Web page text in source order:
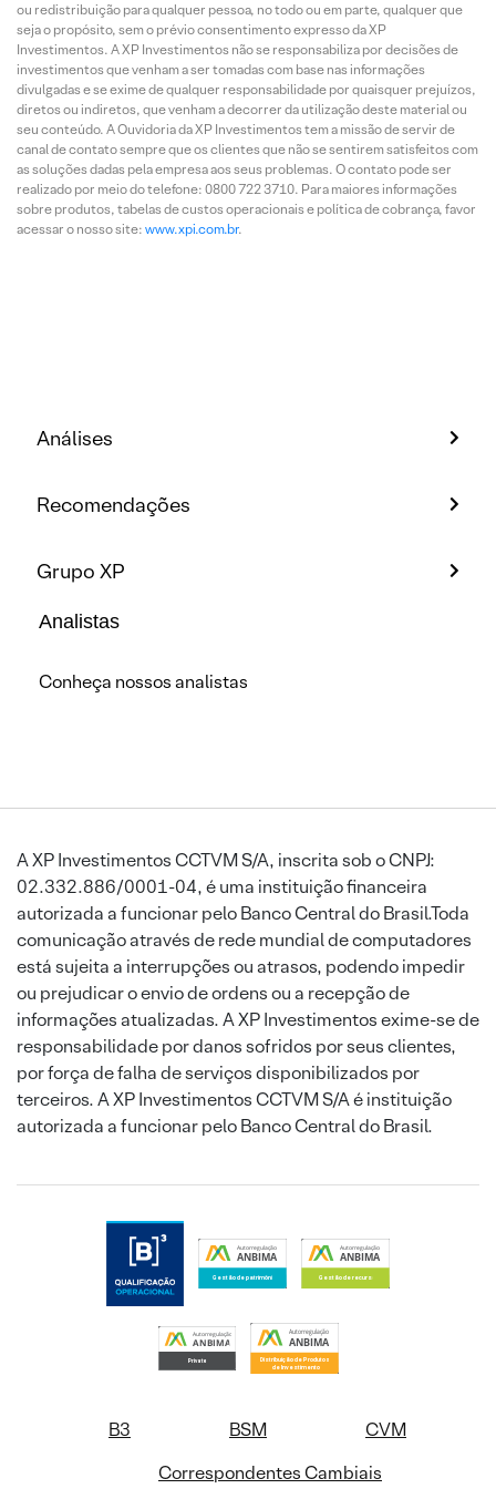
ou redistribuição para qualquer pessoa, no todo ou em parte, qualquer que
seja o propósito, sem o prévio consentimento expresso da XP
Investimentos. A XP Investimentos não se responsabiliza por decisões de
investimentos que venham a ser tomadas com base nas informações
divulgadas e se exime de qualquer responsabilidade por quaisquer prejuízos,
diretos ou indiretos, que venham a decorrer da utilização deste material ou
seu conteúdo. A Ouvidoria da XP Investimentos tem a missão de servir de
canal de contato sempre que os clientes que não se sentirem satisfeitos com
as soluções dadas pela empresa aos seus problemas. O contato pode ser
realizado por meio do telefone: 0800 722 3710. Para maiores informações
sobre produtos, tabelas de custos operacionais e política de cobrança, favor
acessar o nosso site: www.xpi.com.br.
Análises
Recomendações
Grupo XP
Analistas
Conheça nossos analistas
A XP Investimentos CCTVM S/A, inscrita sob o CNPJ:
02.332.886/0001-04, é uma instituição financeira
autorizada a funcionar pelo Banco Central do Brasil.Toda
comunicação através de rede mundial de computadores
está sujeita a interrupções ou atrasos, podendo impedir
ou prejudicar o envio de ordens ou a recepção de
informações atualizadas. A XP Investimentos exime-se de
responsabilidade por danos sofridos por seus clientes,
por força de falha de serviços disponibilizados por
terceiros. A XP Investimentos CCTVM S/A é instituição
autorizada a funcionar pelo Banco Central do Brasil.
B3 BSM
CVM
Correspondentes Cambiais